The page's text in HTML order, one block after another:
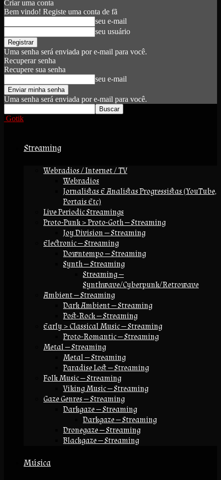
Criar uma conta
Bem vindo! Registe uma conta de fã
seu e-mail
seu usuário
Uma senha será enviada por e-mail para você.
Recuperar senha
Recupere sua senha
seu e-mail
Uma senha será enviada por e-mail para você.
Gotik
Streaming
Webradios / Internet / TV
Webradios
Jornalistas E Analistas Progressistas (YouTube,
Portais Etc)
Live Periodic Streamings
Proto-Punk > Proto-Goth — Streaming
Joy Division — Streaming
Electronic — Streaming
Downtempo — Streaming
Synth — Streaming
Streaming —
Synthwave/Cyberpunk/Retrowave
Ambient — Streaming
Dark Ambient — Streaming
Post-Rock — Streaming
Early > Classical Music — Streaming
Proto-Romantic — Streaming
Metal — Streaming
Metal — Streaming
Paradise Lost — Streaming
Folk Music — Streaming
Viking Music — Streaming
Gaze Genres — Streaming
Darkgaze — Streaming
Darkgaze — Streaming
Dronegaze — Streaming
Blackgaze — Streaming
Música